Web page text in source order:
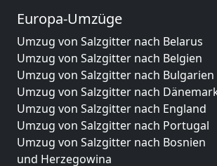
Europa-Umzüge
Umzug von Salzgitter nach Belarus
Umzug von Salzgitter nach Belgien
Umzug von Salzgitter nach Bulgarien
Umzug von Salzgitter nach
Umzug von Salzgitter nach England
Umzug von Salzgitter nach Portugal
Umzug von Salzgitter nach Bosnien
und Herzegowina